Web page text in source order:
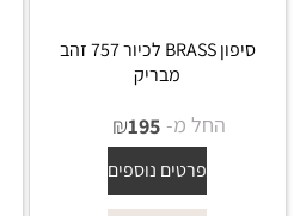
סיפון BRASS לכיור 757 זהב
מבריק
החל מ- ₪195
פרטים נוספים